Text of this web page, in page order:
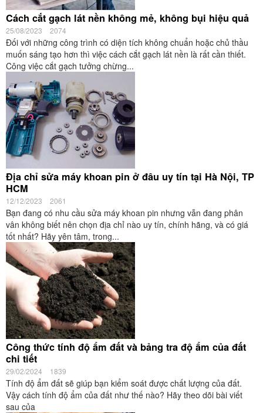
Cách cắt gạch lát nền không mẻ, không bụi hiệu quả
25/08/2023 2074
Đối với những công trình có diện tích không chuẩn hoặc chủ thầu
muốn sáng tạo hơn thì việc cách cắt gạch lát nền là rất cần thiết.
Công việc cắt gạch tưởng chừng...
Địa chỉ sửa máy khoan pin ở đâu uy tín tại Hà Nội, TP
HCM
12/12/2023 2061
Bạn đang có nhu cầu sửa máy khoan pin nhưng vẫn đang phân
vân không biết nên chọn địa chỉ nào uy tín, chính hãng, và có giá
tốt nhất? Hãy yên tâm, trong...
Công thức tính độ ẩm đất và bảng tra độ ẩm của đất
chi tiết
29/02/2024 1839
Tính độ ẩm đất sẽ giúp bạn kiểm soát được chất lượng của đất.
Vậy cách tính độ ẩm của đất như thế nào? Hãy theo dõi bài viết
sau của